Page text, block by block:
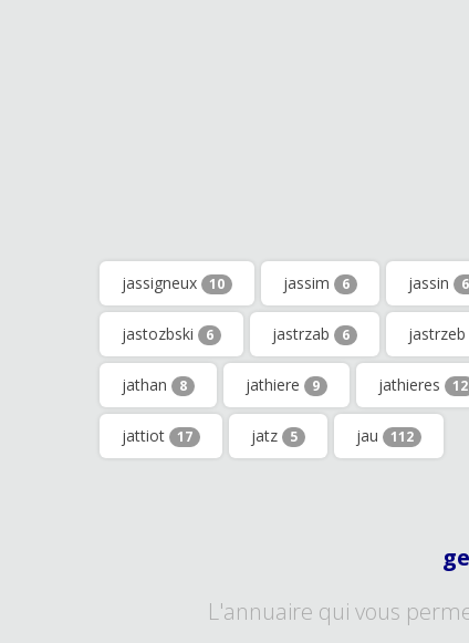
jassigneux 10 jassim 6 jassin
jastozbski 6 jastrzab 6 jastrzeb
jathan 8 jathiere 9 jathieres 12
jattiot 17 jatz 5 jau 112
L'annuaire qui vous